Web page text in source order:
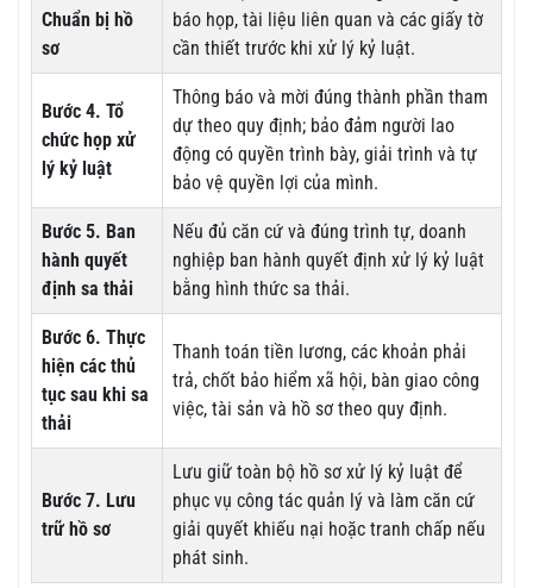
Chuẩn bị hồ
sơ
báo họp, tài liệu liên quan và các giấy tờ
cần thiết trước khi xử lý kỷ luật.
Bước 4. Tổ
chức họp xử
lý kỷ luật
Thông báo và mời đúng thành phần tham
dự theo quy định; bảo đảm người lao
động có quyền trình bày, giải trình và tự
bảo vệ quyền lợi của mình.
Bước 5. Ban
hành quyết
định sa thải
Nếu đủ căn cứ và đúng trình tự, doanh
nghiệp ban hành quyết định xử lý kỷ luật
bằng hình thức sa thải.
Bước 6. Thực
hiện các thủ
tục sau khi sa
thải
Thanh toán tiền lương, các khoản phải
trả, chốt bảo hiểm xã hội, bàn giao công
việc, tài sản và hồ sơ theo quy định.
Bước 7. Lưu
trữ hồ sơ
Lưu giữ toàn bộ hồ sơ xử lý kỷ luật để
phục vụ công tác quản lý và làm căn cứ
giải quyết khiếu nại hoặc tranh chấp nếu
phát sinh.